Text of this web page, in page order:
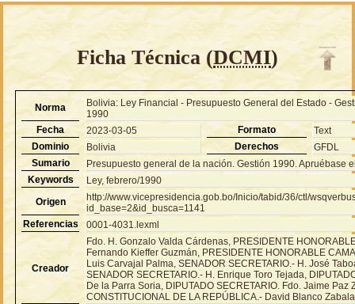
Ficha Técnica (DCMI)
Norma
Bolivia: Ley Financial - Presupuesto General del Estado -
1990
Fecha
2023-03-05 Formato
Text
Dominio
Bolivia Derechos
GFDL
Sumario
Presupuesto general de la nación. Gestión 1990. Apruébase
Keywords
Ley, febrero/1990
Origen
http://www.vicepresidencia.gob.bo/Inicio/tabid/36/ctl/
id_base=2&id_busca=1141
Referencias
0001-4031.lexml
Creador
Fdo. H. Gonzalo Valda Cárdenas, PRESIDENTE
Fernando Kieffer Guzmán, PRESIDENTE HONORABLE
Luis Carvajal Palma, SENADOR SECRETARIO.- H. José
SENADOR SECRETARIO.- H. Enrique Toro Tejada,
De la Parra Soria, DIPUTADO SECRETARIO. Fdo. Jaime Paz
CONSTITUCIONAL DE LA REPÚBLICA.- David Blanco